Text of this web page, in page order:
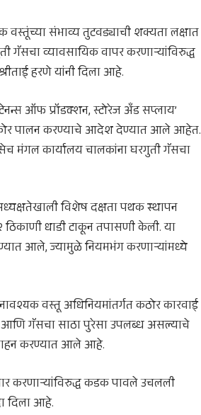
संभाव्य तुटवड्याची शक्यता लक्षात
व्यावसायिक वापर करणाऱ्यांविरुद्ध
हरणे यांनी दिला आहे.
ऑफ प्रॉडक्शन, स्टोरेज अँड सप्लाय’
पालन करण्याचे आदेश देण्यात आले आहेत.
मंगल कार्यालय चालकांना घरगुती गॅसचा
विशेष दक्षता पथक स्थापन
धाडी टाकून तपासणी केली. या
आले, ज्यामुळे नियमभंग करणाऱ्यांमध्ये
वस्तू अधिनियमांतर्गत कठोर कारवाई
आणि गॅसचा साठा पुरेसा उपलब्ध असल्याचे
करण्यात आले आहे.
करणाऱ्यांविरुद्ध कडक पावले उचलली
दिला आहे.